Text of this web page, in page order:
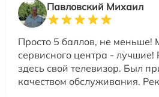
Павловский Михаил
Просто 5 баллов, не меньше!
сервисного центра - лучшие!
здесь свой телевизор. Был
качеством обслуживания.